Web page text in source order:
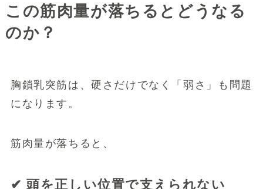
この筋肉量が落ちるとどうなる
のか？
胸鎖乳突筋は、硬さだけでなく「弱さ」も問題
になります。
筋肉量が落ちると、
✔ 頭を正しい位置で支えられない